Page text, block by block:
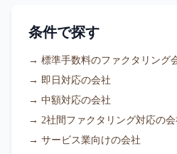
条件で探す
→ 標準手数料のファクタリング
→ 即日対応の会社
→ 中額対応の会社
→ 2社間ファクタリング対応の会
→ サービス業向けの会社